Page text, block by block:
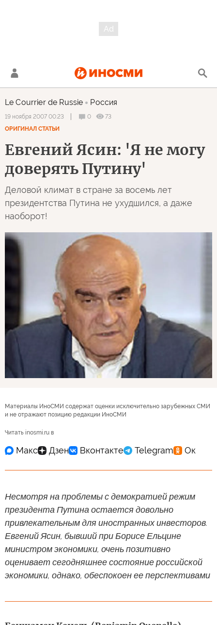
Le Courrier de Russie Россия
19 ноября 2007 00:23 0
73
ОРИГИНАЛ СТАТЬИ
Евгений Ясин: 'Я не могу
доверять Путину'
Деловой климат в стране за восемь лет
президентства Путина не ухудшился, а даже
наоборот!
Материалы ИноСМИ содержат оценки исключительно зарубежных СМИ
и не отражают позицию редакции ИноСМИ
Читать inosmi.ru в
Несмотря на проблемы с демократией режим
президента Путина остается довольно
привлекательным для иностранных инвесторов.
Евгений Ясин, бывший при Борисе Ельцине
министром экономики, очень позитивно
оценивает сегодняшнее состояние российской
экономики, однако, обеспокоен ее перспективами